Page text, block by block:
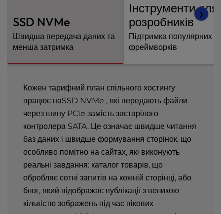
SSD NVMe
Швидша передача даних та
менша затримка
Інструменти для
розробників
Підтримка популярних
фреймворків
❯
Кожен тарифний план спільного хостингу
працює наSSD NVMe , які передають файли
через шину PCIe замість застарілого
контролера SATA. Це означає швидше читання
баз даних і швидше формування сторінок, що
особливо помітно на сайтах, які виконують
реальні завдання: каталог товарів, що
обробляє сотні запитів на кожній сторінці, або
блог, який відображає публікації з великою
кількістю зображень під час пікових